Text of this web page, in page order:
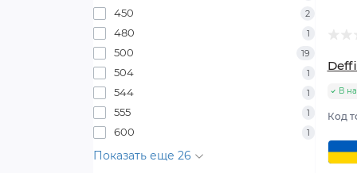
450 2
480 1
500 19
504 1
544 1
555 1
600 1
Показать еще 26
В
Код